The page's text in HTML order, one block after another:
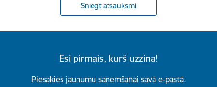
Sniegt atsauksmi
Esi pirmais, kurš uzzina!
Piesakies jaunumu saņemšanai savā e-pastā.